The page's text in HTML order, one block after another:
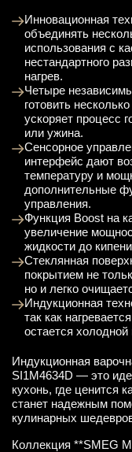
Инновационная
объединять
использования с
нестандартного
нагрев.
Четыре
готовить
ускоряет процесс
или ужина.
Сенсорное
интерфейс дают
температуру и
дополнительные
управления.
Функция Boost на
увеличение
жидкости до
Стеклянная
покрытием не
но и легко
Индукционная
так как
остается
Индукционная
SI1M4634D — это
кухонь, где ценится
станет надежным
кулинарных
Коллекция **SMEG